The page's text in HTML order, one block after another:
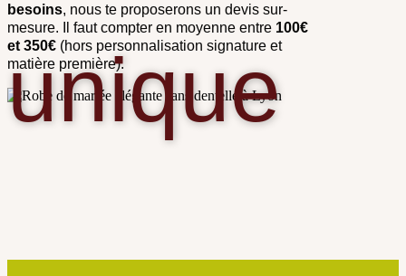
besoins, nous te proposerons un devis sur-
mesure. Il faut compter en moyenne entre 100€
et 350€ (hors personnalisation signature et
matière première).
unique